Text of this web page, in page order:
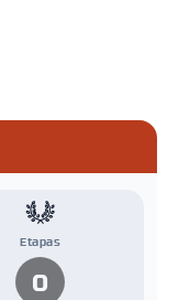
Etapas
0